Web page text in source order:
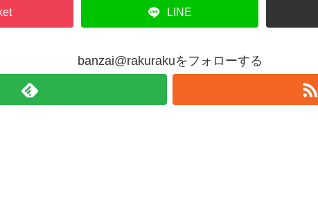
LINE
banzai@rakurakuをフォローする